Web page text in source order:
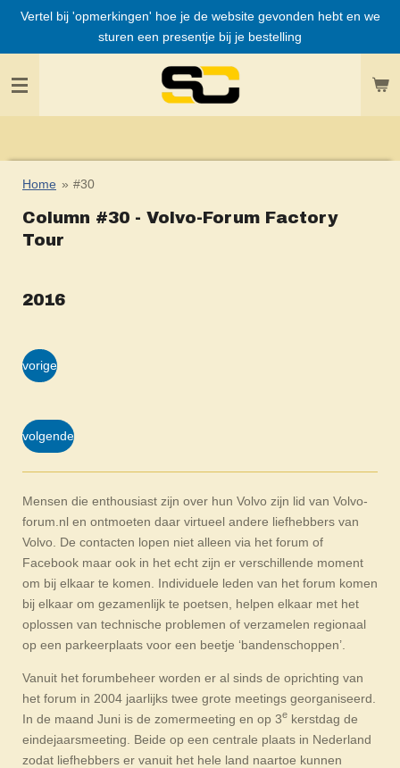
Ga
de
Vertel bij 'opmerkingen' hoe je de website gevonden hebt en we
sturen een presentje bij je bestelling
Home » #30
Column #30 - Volvo-Forum Factory
Tour
2016
vorige
volgende
Mensen die enthousiast zijn over hun Volvo zijn lid van Volvo-
forum.nl en ontmoeten daar virtueel andere liefhebbers van
Volvo. De contacten lopen niet alleen via het forum of
Facebook maar ook in het echt zijn er verschillende moment
om bij elkaar te komen. Individuele leden van het forum komen
bij elkaar om gezamenlijk te poetsen, helpen elkaar met het
oplossen van technische problemen of verzamelen regionaal
op een parkeerplaats voor een beetje ‘bandenschoppen’.
Vanuit het forumbeheer worden er al sinds de oprichting van
het forum in 2004 jaarlijks twee grote meetings georganiseerd.
In de maand Juni is de zomermeeting en op 3e kerstdag de
eindejaarsmeeting. Beide op een centrale plaats in Nederland
zodat liefhebbers er vanuit het hele land naartoe kunnen